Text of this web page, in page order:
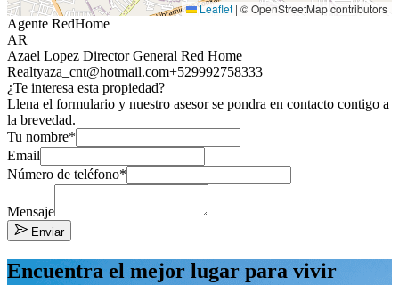
Leaflet | © OpenStreetMap contributors
Agente RedHome
AR
Azael Lopez Director General Red Home
Realtyaza_cnt@hotmail.com+529992758333
¿Te interesa esta propiedad?
Llena el formulario y nuestro asesor se pondra en contacto contigo a
la brevedad.
Tu nombre*
Email
Número de teléfono*
Mensaje
Enviar
Encuentra el mejor lugar para vivir